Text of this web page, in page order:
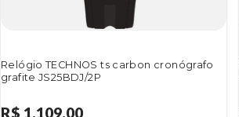
Relógio TECHNOS ts carbon cronógrafo
grafite JS25BDJ/2P
R$ 1.109,00